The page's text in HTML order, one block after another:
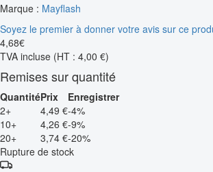
Marque : Mayflash
Soyez le premier à donner votre avis sur ce
4,68€
TVA incluse (HT : 4,00 €)
Remises sur quantité
QuantitéPrix
Enregistrer
2+
4,49 €-4%
10+
4,26 €-9%
20+
3,74 €-20%
Rupture de stock